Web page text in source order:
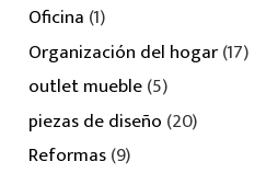
Oficina (1)
Organización del hogar(17)
outlet mueble(5)
piezas de diseño (20)
Reformas(9)